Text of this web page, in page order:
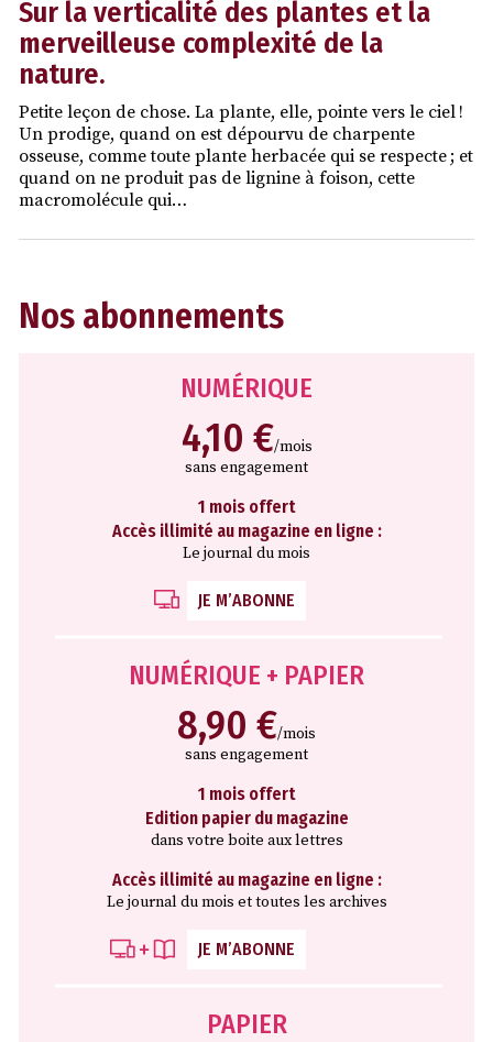
Sur la verticalité des plantes et la
merveilleuse complexité de la
nature.
Petite leçon de chose. La plante, elle, pointe vers le ciel !
Un prodige, quand on est dépourvu de charpente
osseuse, comme toute plante herbacée qui se respecte ; et
quand on ne produit pas de lignine à foison, cette
macromolécule qui…
Nos abonnements
NUMÉRIQUE
4,10 €/mois
sans engagement
1 mois offert
Accès illimité au magazine en ligne :
Le journal du mois
JE M’ABONNE
NUMÉRIQUE + PAPIER
8,90 €/mois
sans engagement
1 mois offert
Edition papier du magazine
dans votre boite aux lettres
Accès illimité au magazine en ligne :
Le journal du mois et toutes les archives
JE M’ABONNE
PAPIER